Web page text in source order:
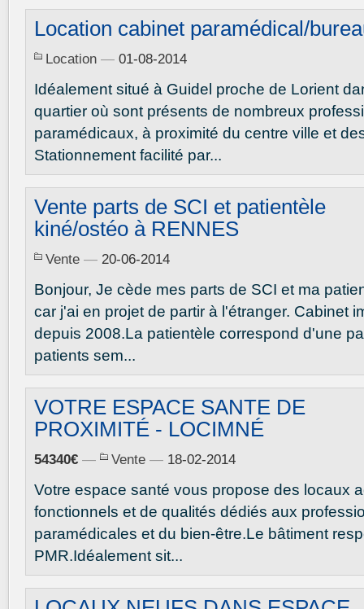
Location cabinet paramédical/
Location — 01-08-2014
Idéalement situé à Guidel proche de Lorient
quartier où sont présents de nombreux
paramédicaux, à proximité du centre ville et
Stationnement facilité par...
Vente parts de SCI et patientèle
kiné/ostéo à RENNES
Vente — 20-06-2014
Bonjour, Je cède mes parts de SCI et ma
car j'ai en projet de partir à l'étranger. Cabinet
depuis 2008.La patientèle correspond d'une
patients sem...
VOTRE ESPACE SANTE DE
PROXIMITÉ - LOCIMNÉ
54340€ — Vente — 18-02-2014
Votre espace santé vous propose des locaux
fonctionnels et de qualités dédiés aux
paramédicales et du bien-être.Le bâtiment
PMR.Idéalement sit...